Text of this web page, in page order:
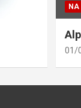
NA
01/